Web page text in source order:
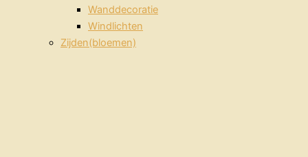
Wanddecoratie
Windlichten
Zijden(bloemen)